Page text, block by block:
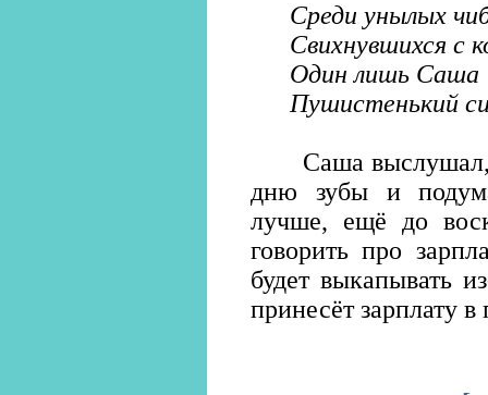
Среди унылых
Свихнувшихся с
Один лишь Саша
Пушистенький
Саша выслушал,
дню зубы и
лучше, ещё до
говорить про
будет выкапывать
принесёт зарплату